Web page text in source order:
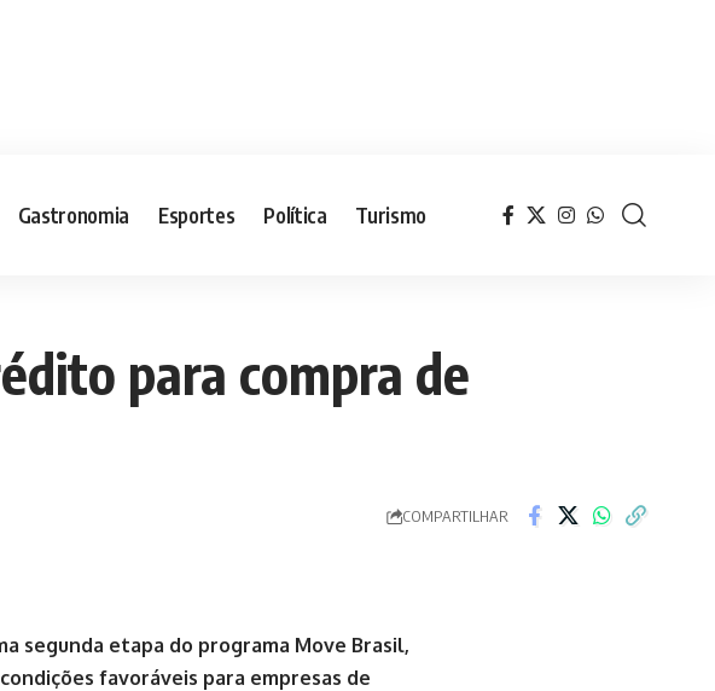
Gastronomia Esportes Política Turismo
para compra de
COMPARTILHAR
segunda etapa do programa Move Brasil,
favoráveis para empresas de